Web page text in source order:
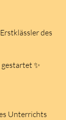
des
✨
Unterrichts